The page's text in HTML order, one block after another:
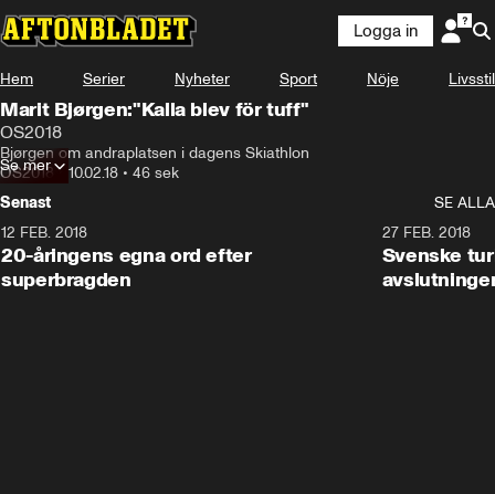
Logga in
Hem Serier Nyheter Sport Nöje Livsstil
Marit Bjørgen:"Kalla blev för tuff"
OS2018
Bjørgen om andraplatsen i dagens Skiathlon
OS2018• 10.02.18 • 46 sek
Se mer
Senast
SE ALLA
12 FEB. 2018
20-åringens egna ord efter
superbragden
27 FEB. 2018
Svenske